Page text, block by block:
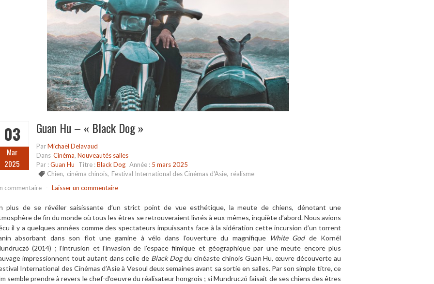
03
Mar
2025
Guan Hu – « Black Dog »
ParMichaël Delavaud
Dans Cinéma, Nouveautés salles
Par :Guan Hu Titre :Black Dog Année : 5 mars 2025
Chien, cinéma chinois, Festival International des Cinémas d'Asie, réalisme
commentaire - Laisser un commentaire
plus de se révéler saisissante d’un strict point de vue esthétique, la meute de chiens, dénotant une
de fin du monde où tous les êtres se retrouveraient livrés à eux-mêmes, inquiète d’abord. Nous avions
il y a quelques années comme des spectateurs impuissants face à la sidération cette incursion d’un torrent
absorbant dans son flot une gamine à vélo dans l’ouverture du magnifique White Godde Kornél
(2014) ; l’intrusion et l’invasion de l’espace filmique et géographique par une meute encore plus
impressionnent tout autant dans celle de Black Dogdu cinéaste chinois Guan Hu, œuvre découverte au
International des Cinémas d’Asie à Vesoul deux semaines avant sa sortie en salles. Par son simple titre, ce
semble prendre à revers le chef-d’oeuvre du réalisateur hongrois ; si Mundruczó faisait de ses chiens des êtres